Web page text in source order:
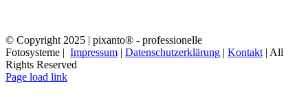
© Copyright 2025 | pixanto® - professionelle
Fotosysteme | Impressum | Datenschutzerklärung | Kontakt | All
Rights Reserved
Page load link